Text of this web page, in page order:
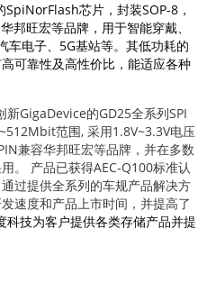
芯片，封装SOP-8，
邦旺宏等品牌，用于智能穿戴、
车电子、5G基站等。其低功耗的
可靠性及高性价比，能适应各种
新GigaDevice的GD25全系列SPI
范围, 采用1.8V~3.3V电压
兼容华邦旺宏等品牌，并在多数
。 产品已获得AEC-Q100标准认
过提供全系列的车规产品解决方
速度和产品上市时间，并提高了
科技为客户提供各类存储产品并提